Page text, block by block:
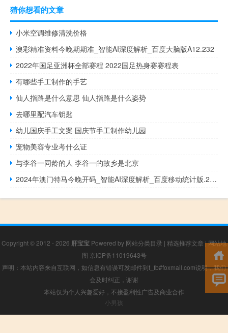
猜你想看的文章
小米空调维修清洗价格
澳彩精准资料今晚期期准_智能AI深度解析_百度大脑版A12.232
2022年国足亚洲杯全部赛程 2022国足热身赛赛程表
有哪些手工制作的手艺
仙人指路是什么意思 仙人指路是什么姿势
去哪里配汽车钥匙
幼儿国庆手工文案 国庆节手工制作幼儿园
宠物美容专业考什么证
与李谷一同龄的人 李谷一的故乡是北京
2024年澳门特马今晚开码_智能AI深度解析_百度移动统计版.23.48
Copyright © 2012 - 2026 肝宝宝 Powered by 网站分类目录 | 精选推荐文章 |网站地
图 京ICP备11019643号
声明：本站内容来自互联网，如信息有错误可发邮件到f_fb#foxmail.com说明，我们
会及时纠正，谢谢
本站仅为个人兴趣爱好，不接盈利性广告及商业合作
小男孩